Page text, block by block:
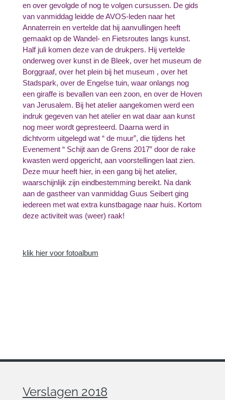
en over gevolgde of nog te volgen cursussen. De gids
van vanmiddag leidde de AVOS-leden naar het
Annaterrein en vertelde dat hij aanvullingen heeft
gemaakt op de Wandel- en Fietsroutes langs kunst.
Half juli komen deze van de drukpers. Hij vertelde
onderweg over kunst in de Bleek, over het museum de
Borggraaf, over het plein bij het museum , over het
Stadspark, over de Engelse tuin, waar onlangs nog
een giraffe is bevallen van een zoon, en over de Hoven
van Jerusalem. Bij het atelier aangekomen werd een
indruk gegeven van het atelier en wat daar aan kunst
nog meer wordt gepresteerd. Daarna werd in
dichtvorm uitgelegd wat “ de muur”, die tijdens het
Evenement “ Schijt aan de Grens 2017” door de rake
kwasten werd opgericht, aan voorstellingen laat zien.
Deze muur heeft hier, in een gang bij het atelier,
waarschijnlijk zijn eindbestemming bereikt. Na dank
aan de gastheer van vanmiddag Guus Seibert ging
iedereen met wat extra kunstbagage naar huis. Kortom
deze activiteit was (weer) raak!
klik hier voor fotoalbum
Verslagen 2018